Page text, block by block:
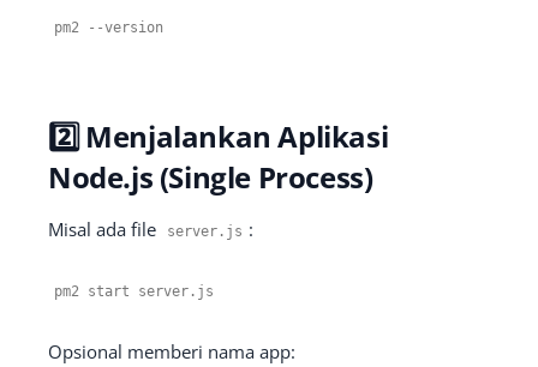
pm2 --version
2️⃣ Menjalankan Aplikasi
Node.js (Single Process)
Misal ada file server . js :
pm2 start server . js
Opsional memberi nama app: